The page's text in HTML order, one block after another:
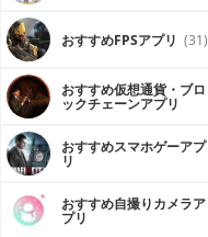
おすすめFPSアプリ (31)
おすすめ仮想通貨・ブロ
ックチェーンアプリ
おすすめスマホゲーアプ
リ
おすすめ自撮りカメラア
プリ